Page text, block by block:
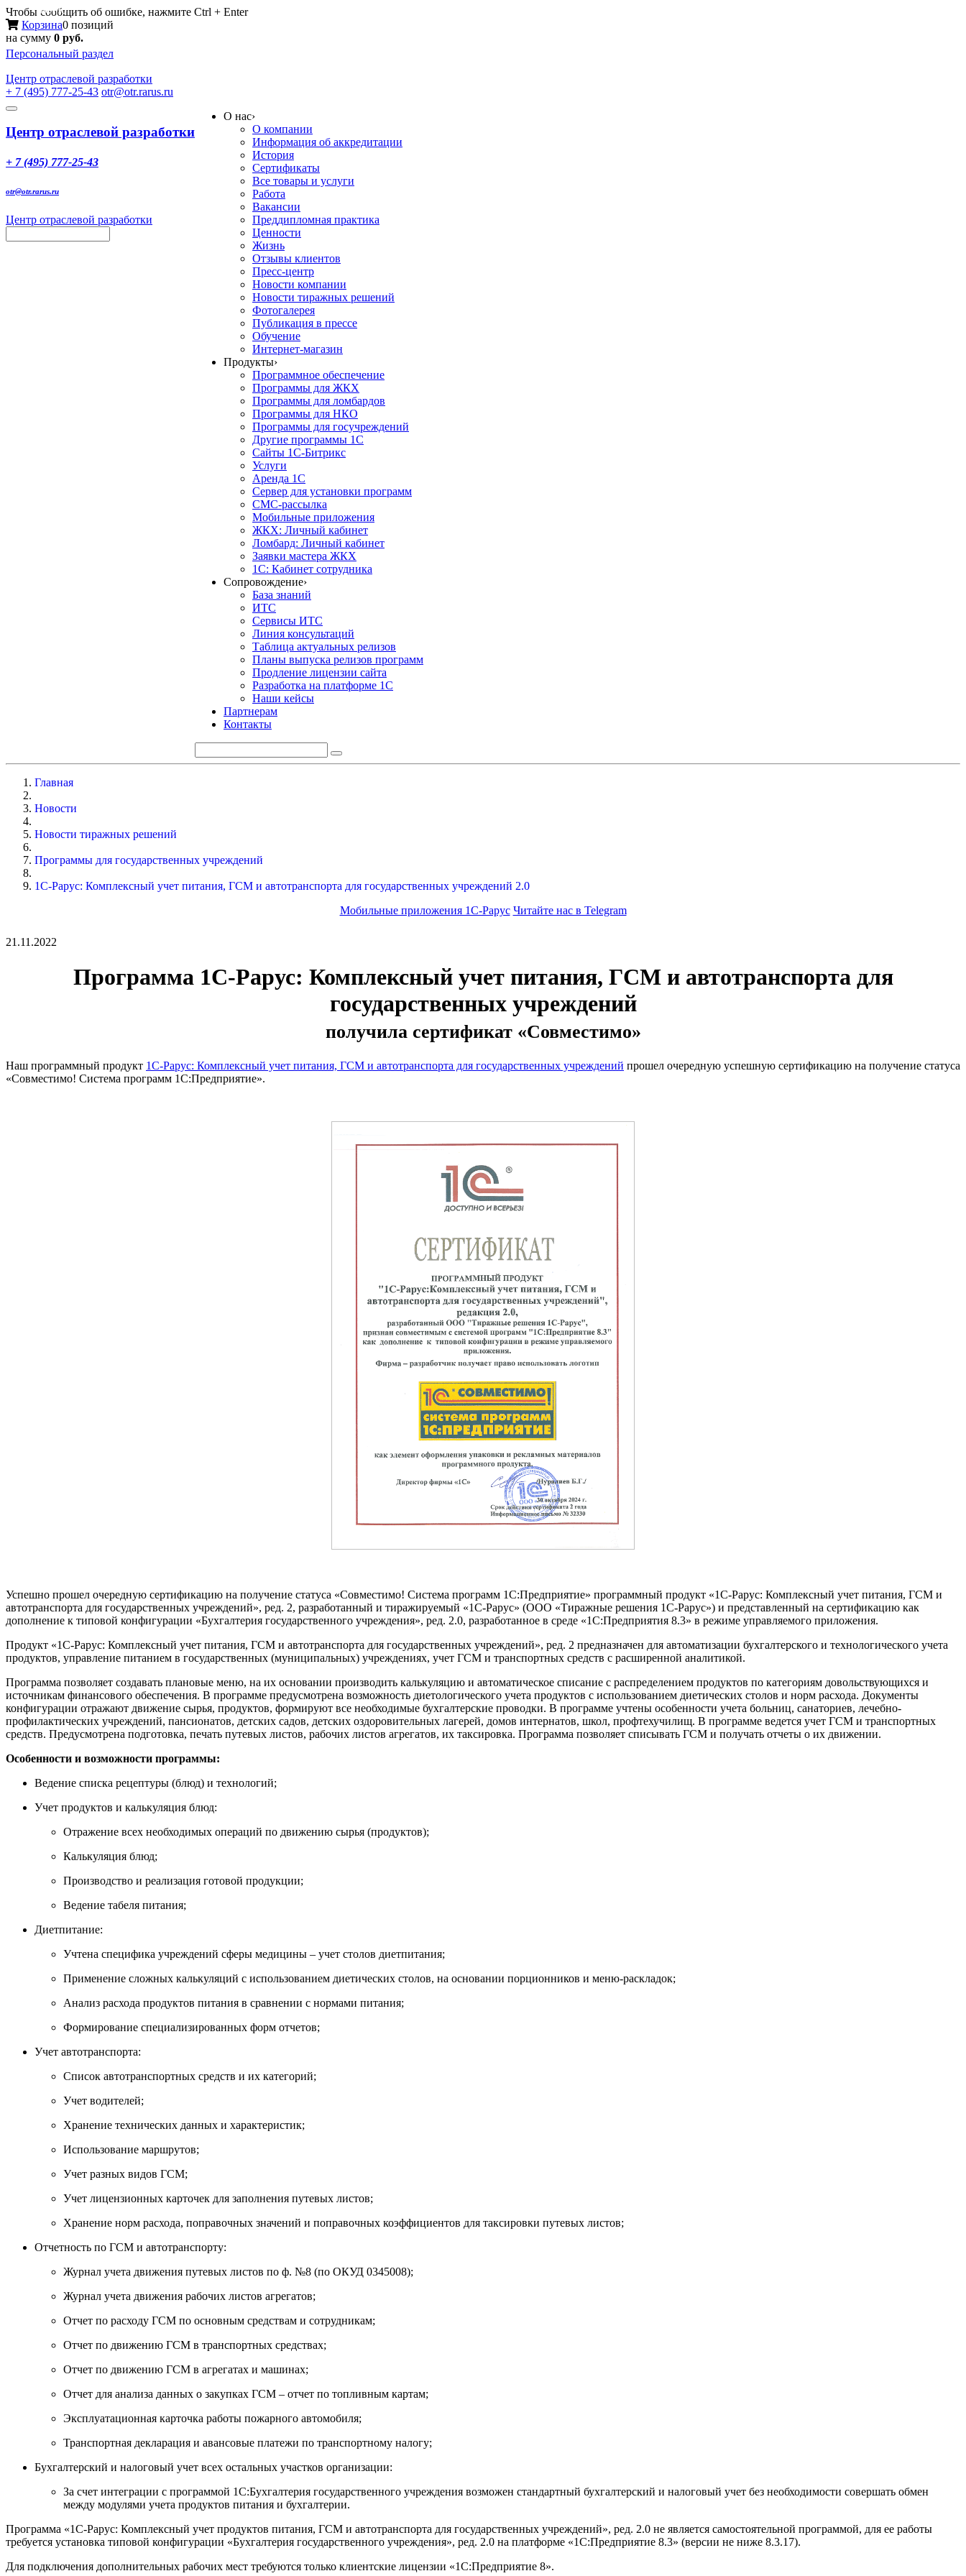
Чтобы сообщить об ошибке, нажмите Ctrl + Enter
Корзина0 позиций
на сумму 0 руб.
Персональный раздел
Центр отраслевой разработки
+ 7 (495) 777-25-43 otr@otr.rarus.ru
Toggle
Меню
Центр отраслевой разработки
+ 7 (495) 777-25-43
otr@otr.rarus.ru
Центр отраслевой разработки
О нас›
О компании
Информация об аккредитации
История
Сертификаты
Все товары и услуги
Работа
Вакансии
Преддипломная практика
Ценности
Жизнь
Отзывы клиентов
Пресс-центр
Новости компании
Новости тиражных решений
Фотогалерея
Публикация в прессе
Обучение
Интернет-магазин
Продукты›
Программное обеспечение
Программы для ЖКХ
Программы для ломбардов
Программы для НКО
Программы для госучреждений
Другие программы 1С
Сайты 1С-Битрикс
Услуги
Аренда 1С
Сервер для установки программ
СМС-рассылка
Мобильные приложения
ЖКХ: Личный кабинет
Ломбард: Личный кабинет
Заявки мастера ЖКХ
1С: Кабинет сотрудника
Сопровождение›
База знаний
ИТС
Сервисы ИТС
Линия консультаций
Таблица актуальных релизов
Планы выпуска релизов программ
Продление лицензии сайта
Разработка на платформе 1С
Наши кейсы
Партнерам
Контакты
Главная
Новости
Новости тиражных решений
Программы для государственных учреждений
1С-Рарус: Комплексный учет питания, ГСМ и автотранспорта для государственных учреждений 2.0
Мобильные приложения 1С-Рарус Читайте нас в Telegram
21.11.2022
Программа 1С-Рарус: Комплексный учет питания, ГСМ и автотранспорта для
государственных учреждений
получила сертификат «Совместимо»
Наш программный продукт 1С-Рарус: Комплексный учет питания, ГСМ и автотранспорта для государственных учреждений прошел очередную успешную сертификацию на получение статуса
«Совместимо! Система программ 1С:Предприятие».
Успешно прошел очередную сертификацию на получение статуса «Совместимо! Система программ 1С:Предприятие» программный продукт «1С-Рарус: Комплексный учет питания, ГСМ и
автотранспорта для государственных учреждений», ред. 2, разработанный и тиражируемый «1С-Рарус» (ООО «Тиражные решения 1С-Рарус») и представленный на сертификацию как
дополнение к типовой конфигурации «Бухгалтерия государственного учреждения», ред. 2.0, разработанное в среде «1С:Предприятия 8.3» в режиме управляемого приложения.
Продукт «1С-Рарус: Комплексный учет питания, ГСМ и автотранспорта для государственных учреждений», ред. 2 предназначен для автоматизации бухгалтерского и технологического учета
продуктов, управление питанием в государственных (муниципальных) учреждениях, учет ГСМ и транспортных средств с расширенной аналитикой.
Программа позволяет создавать плановые меню, на их основании производить калькуляцию и автоматическое списание с распределением продуктов по категориям довольствующихся и
источникам финансового обеспечения. В программе предусмотрена возможность диетологического учета продуктов с использованием диетических столов и норм расхода. Документы
конфигурации отражают движение сырья, продуктов, формируют все необходимые бухгалтерские проводки. В программе учтены особенности учета больниц, санаториев, лечебно-
профилактических учреждений, пансионатов, детских садов, детских оздоровительных лагерей, домов интернатов, школ, профтехучилищ. В программе ведется учет ГСМ и транспортных
средств. Предусмотрена подготовка, печать путевых листов, рабочих листов агрегатов, их таксировка. Программа позволяет списывать ГСМ и получать отчеты о их движении.
Особенности и возможности программы:
Ведение списка рецептуры (блюд) и технологий;
Учет продуктов и калькуляция блюд:
Отражение всех необходимых операций по движению сырья (продуктов);
Калькуляция блюд;
Производство и реализация готовой продукции;
Ведение табеля питания;
Диетпитание:
Учтена специфика учреждений сферы медицины – учет столов диетпитания;
Применение сложных калькуляций с использованием диетических столов, на основании порционников и меню-раскладок;
Анализ расхода продуктов питания в сравнении с нормами питания;
Формирование специализированных форм отчетов;
Учет автотранспорта:
Список автотранспортных средств и их категорий;
Учет водителей;
Хранение технических данных и характеристик;
Использование маршрутов;
Учет разных видов ГСМ;
Учет лицензионных карточек для заполнения путевых листов;
Хранение норм расхода, поправочных значений и поправочных коэффициентов для таксировки путевых листов;
Отчетность по ГСМ и автотранспорту:
Журнал учета движения путевых листов по ф. №8 (по ОКУД 0345008);
Журнал учета движения рабочих листов агрегатов;
Отчет по расходу ГСМ по основным средствам и сотрудникам;
Отчет по движению ГСМ в транспортных средствах;
Отчет по движению ГСМ в агрегатах и машинах;
Отчет для анализа данных о закупках ГСМ – отчет по топливным картам;
Эксплуатационная карточка работы пожарного автомобиля;
Транспортная декларация и авансовые платежи по транспортному налогу;
Бухгалтерский и налоговый учет всех остальных участков организации:
За счет интеграции с программой 1С:Бухгалтерия государственного учреждения возможен стандартный бухгалтерский и налоговый учет без необходимости совершать обмен
между модулями учета продуктов питания и бухгалтерии.
Программа «1С-Рарус: Комплексный учет продуктов питания, ГСМ и автотранспорта для государственных учреждений», ред. 2.0 не является самостоятельной программой, для ее работы
требуется установка типовой конфигурации «Бухгалтерия государственного учреждения», ред. 2.0 на платформе «1С:Предприятие 8.3» (версии не ниже 8.3.17).
Для подключения дополнительных рабочих мест требуются только клиентские лицензии «1С:Предприятие 8».